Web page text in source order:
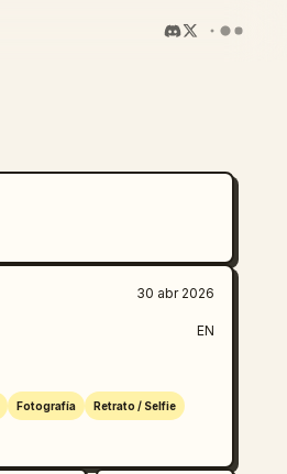
30 abr 2026
EN
Fotografía Retrato / Selfie